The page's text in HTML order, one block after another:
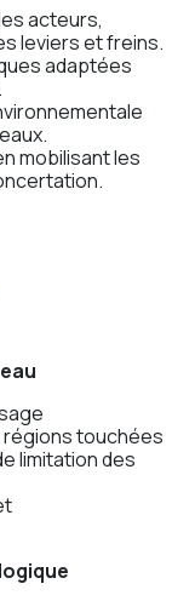
acteurs,
leviers et freins.
adaptées
mobilisant les
régions touchées
limitation des